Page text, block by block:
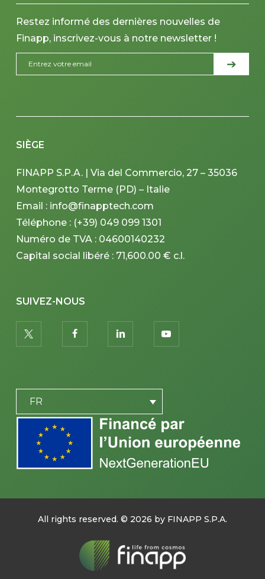
Restez informé des dernières nouvelles de
Finapp, inscrivez-vous à notre newsletter !
SIÈGE
FINAPP S.P.A. | Via del Commercio, 27 – 35036
Montegrotto Terme (PD) – Italie
Email : info@finapptech.com
Téléphone : (+39) 049 099 1301
Numéro de TVA : 04600140232
Capital social libéré : 71,600.00 € c.l.
SUIVEZ-NOUS
twitter facebooklinkedin youtube
FR
All rights reserved. © 2026 by FINAPP S.P.A.